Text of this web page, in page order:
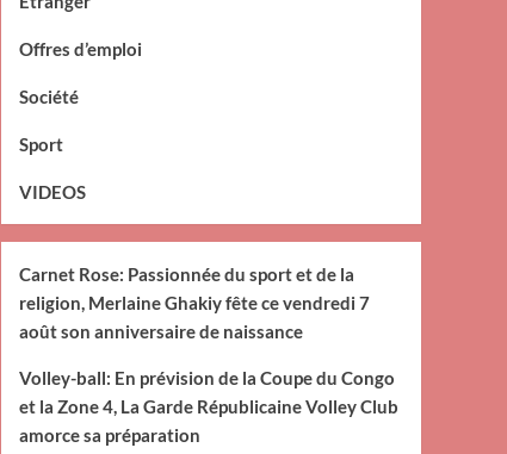
Offres d’emploi
Société
Sport
VIDEOS
Carnet Rose: Passionnée du sport et de la
religion, Merlaine Ghakiy fête ce vendredi 7
août son anniversaire de naissance
Volley-ball: En prévision de la Coupe du Congo
et la Zone 4, La Garde Républicaine Volley Club
amorce sa préparation